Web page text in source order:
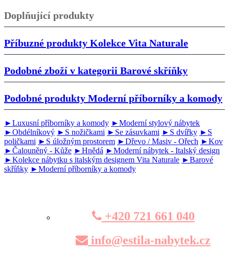
Doplňující produkty
Příbuzné produkty Kolekce Vita Naturale
Podobné zboží v kategorii Barové skříňky
Podobné produkty Moderní příborníky a komody
►Luxusní příborníky a komody ►Moderní stylový nábytek
►Obdélníkový ►S nožičkami ►Se zásuvkami ►S dvířky ►S
poličkami ►S úložným prostorem ►Dřevo / Masiv - Ořech ►Kov
►Čalouněný - Kůže ►Hnědá ►Moderní nábytek - Italský design
►Kolekce nábytku s italským designem Vita Naturale ►Barové
skříňky ►Moderní příborníky a komody
+420 721 661 040
info@estila-nabytek.cz